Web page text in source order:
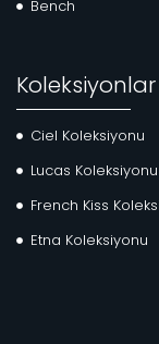
Bench
Koleksiyonlar
Ciel Koleksiyonu
Lucas Koleksiyonu
French Kiss
Etna Koleksiyonu